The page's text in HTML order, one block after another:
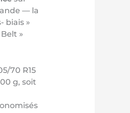
— la
biais »
»
70 R15
g, soit